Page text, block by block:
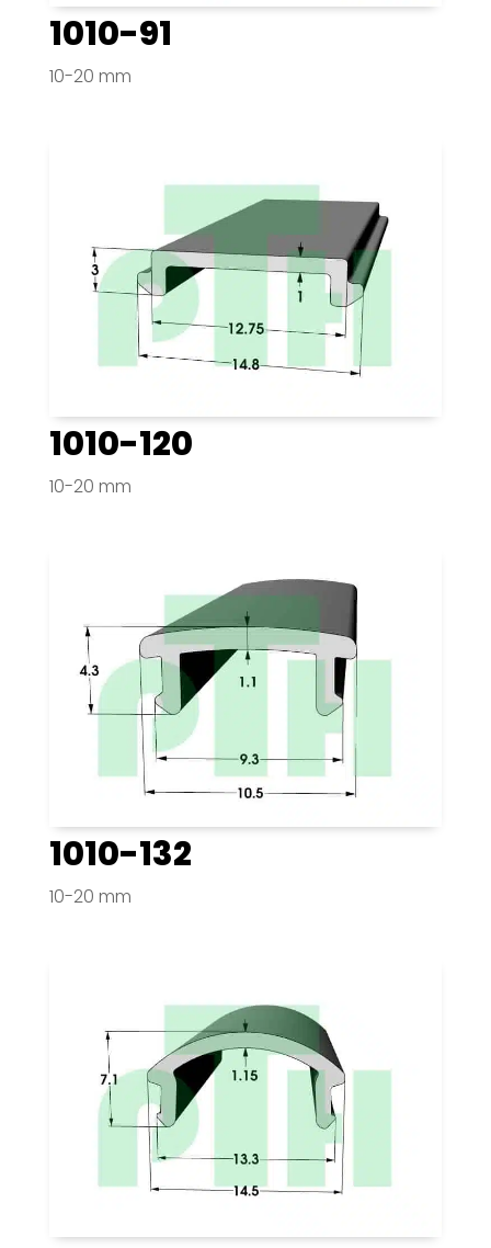
1010-91
10-20 mm
1010-120
10-20 mm
1010-132
10-20 mm